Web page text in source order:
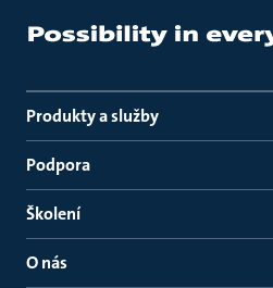
Produkty a služby
Podpora
Školení
O nás